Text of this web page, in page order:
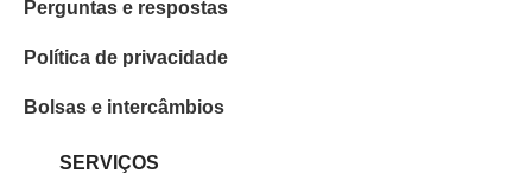
Perguntas e respostas
Política de privacidade
Bolsas e intercâmbios
SERVIÇOS